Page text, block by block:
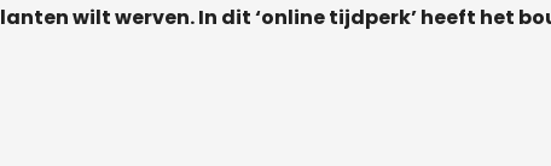
wilt werven. In dit ‘online tijdperk’ heeft het